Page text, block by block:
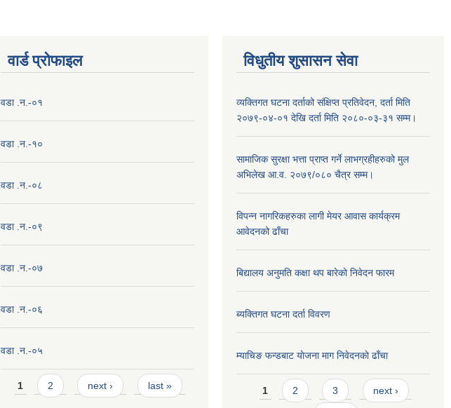
वार्ड प्राेफाइल
वडा .न.-०१
वडा .न.-१०
वडा .न.-०८
वडा .न.-०९
वडा .न.-०७
वडा .न.-०६
वडा .न.-०५
Pages
1 2 next › last »
विधुतीय शुसासन सेवा
व्यक्तिगत घटना दर्ताको संक्षिप्त प्रतिवेदन, दर्ता मिति
२०७९-०४-०१ देखि दर्ता मिति २०८०-०३-३१ सम्म।
सामाजिक सुरक्षा भत्ता प्राप्त गर्ने लाभग्रहीहरुको मुल
अभिलेख आ.व. २०७९/०८० चैत्र सम्म।
विपन्न नागरिकहरुका लागी मेयर आवास कार्यक्रम
आवेदनको ढाँचा
बिद्यालय अनुमति कक्षा थप बारेकाे निवेदन फारम
ब्यक्तिगत घटना दर्ता विवरण
म्याचिङ फन्डबाट याेजना माग निवेदनकाे ढाँचा
Pages
1 2 3 next ›